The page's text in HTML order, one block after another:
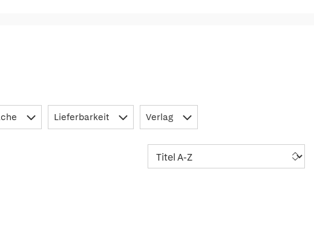
Lieferbarkeit Verlag